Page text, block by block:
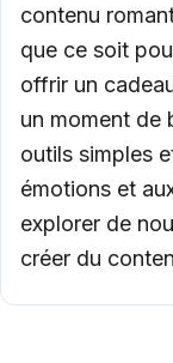
contenu
que ce soit
offrir un
un moment de
outils simples
émotions et
explorer de
créer du